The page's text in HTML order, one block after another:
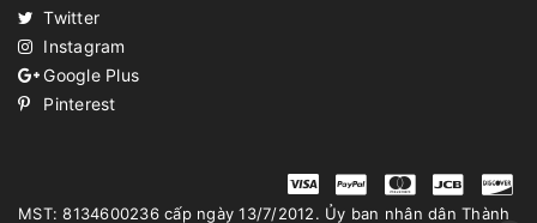
Twitter
Instagram
Google Plus
Pinterest
MST: 8134600236 cấp ngày 13/7/2012. Ủy ban nhân dân Thành